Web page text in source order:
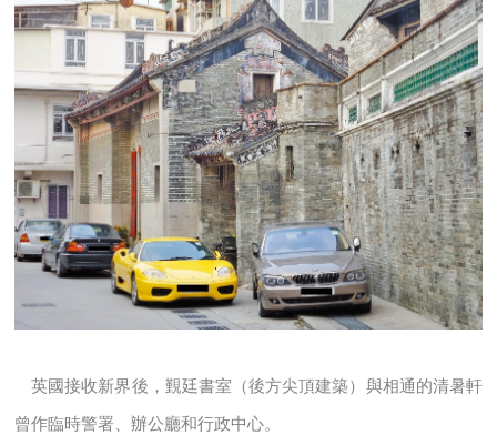
英國接收新界後，覲廷書室（後方尖頂建築）與相通的清暑軒
曾作臨時警署、辦公廳和行政中心。